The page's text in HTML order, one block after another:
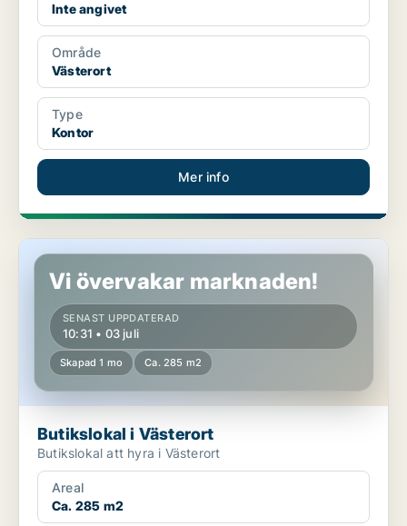
Inte angivet
Område
Västerort
Type
Kontor
Mer info
Butikslokal i Västerort
Vi övervakar marknaden!
SENAST UPPDATERAD
10:31 • 03 juli
Skapad 1 mo Ca. 285 m2
Butikslokal i Västerort
Butikslokal att hyra i Västerort
Areal
Ca. 285 m2